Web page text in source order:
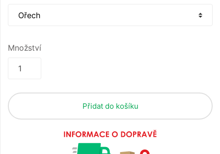
Množství
Přidat do košíku